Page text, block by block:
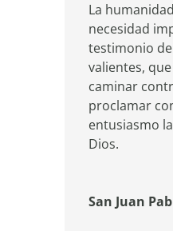
La
necesidad
testimonio
valientes,
caminar
proclamar
entusiasmo
Dios.
San Juan